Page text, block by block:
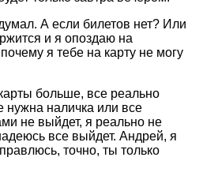
А если билетов нет? Или
и я опоздаю на
я тебе на карту не могу
больше, все реально
нужна наличка или все
не выйдет, я реально не
все выйдет. Андрей, я
точно, ты только